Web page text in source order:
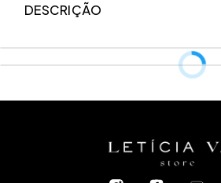
DESCRIÇÃO
Modelo usa PP.
Cuidados com a peça: